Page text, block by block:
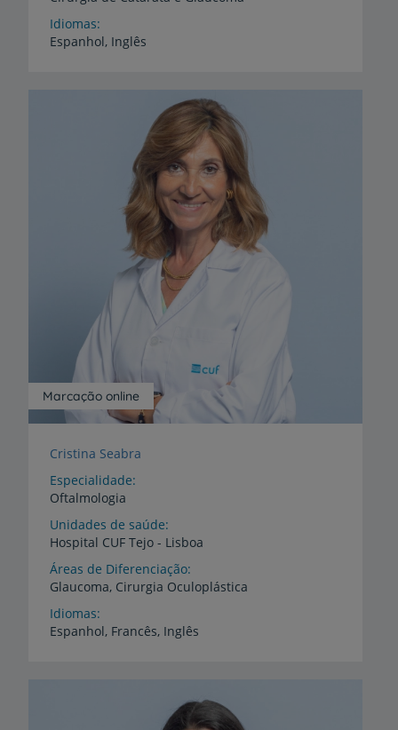
Idiomas
Espanhol, Inglês
Marcação online
Cristina Seabra
Especialidade
Oftalmologia
Unidades de saúde
Hospital CUF Tejo - Lisboa
Áreas de Diferenciação
Glaucoma, Cirurgia Oculoplástica
Idiomas
Espanhol, Francês, Inglês